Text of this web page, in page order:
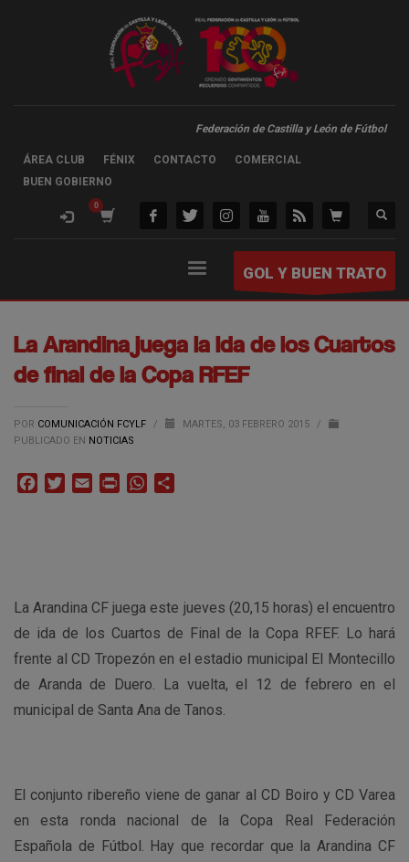
Federación de Castilla y León de Fútbol
ÁREA CLUB FÉNIX CONTACTO
COMERCIAL
BUEN GOBIERNO
GOL Y BUEN TRATO
La Arandina juega la Ida de los Cuartos
de final de la Copa RFEF
POR COMUNICACIÓN FCYLF / MARTES, 03 FEBRERO 2015
/
PUBLICADO EN NOTICIAS
FacebookTwitterEmail Print WhatsApp
La Arandina CF juega este jueves (20,15 horas) el encuentro
de ida de los Cuartos de Final de la Copa RFEF. Lo hará
frente al CD Tropezón en el estadio municipal El Montecillo
de Aranda de Duero. La vuelta, el 12 de febrero en el
municipal de Santa Ana de Tanos.
El conjunto ribereño viene de ganar al CD Boiro y CD Varea
en esta ronda nacional de la Copa Real Federación
Española de Fútbol. Hay que recordar que la Arandina CF